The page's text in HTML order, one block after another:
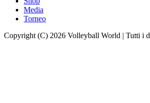
Media
Torneo
Copyright (C) 2026 Volleyball World | Tutti i